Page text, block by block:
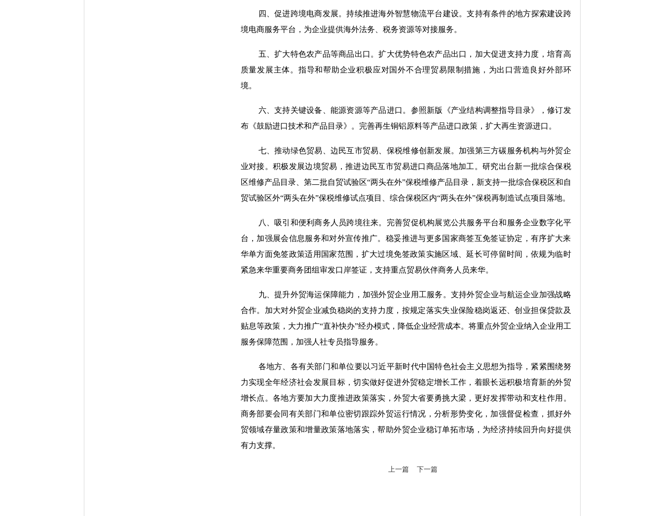
四、促进跨境电商发展。持续推进海外智慧物流平台建设。支持有条件的地方探索建设跨
境电商服务平台，为企业提供海外法务、税务资源等对接服务。
五 、扩大特色农产品等商品出口 。扩大优势特色农产品出口 ， 加大促进支持力度，培育高
质量发展主体。指导和帮助企业积极应对国外不合理贸易限制措施 ，为出口营造良好外部环
境。
六、支持关键设备、能源资源等产品进口 。 参照新版《产业结构调整指导目录》，修订发
布《鼓励进口技术和产品目录》。 完善再生铜铝原料等产品进口政策，扩大再生资源进口。
七、推动绿色贸易、边民互市贸易、保税维修创新发展。 加强第三方碳服务机构与外贸企
业对接。 积极发展边境贸易，推进边民互市贸易进口商品落地加工。研究出台新一批综合保税
区维修产品目录、第二批自贸试验区“两头在外”保税维修产品目录， 新支持一批综合保税区和自
贸试验区外“两头在外”保税维修试点项目、综合保税区内“两头在外”保税再制造试点项目落地。
八 、吸引和便利商务人员跨境往来。 完善贸促机构展览公共服务平台和服务企业数字化平
台，加强展会信息服务和对外宣传推广。稳妥推进与更多国家商签互免签证协定，有序扩大来
华单方面免签政策适用国家范围， 扩大过境免签政策实施区域、延长可停留时间，依规为临时
紧急来华重要商务团组审发口岸签证，支持重点贸易伙伴商务人员来华。
九、提升外贸海运保障能力，加强外贸企业用工服务 。 支持外贸企业与航运企业加强战略
合作。 加大对外贸企业减负稳岗的支持力度 ， 按规定落实失业保险稳岗返还、创业担保贷款及
贴息等政策，大力推广“直补快办”经办模式， 降低企业经营成本。将重点外贸企业纳入企业用工
服务保障范围，加强人社专员指导服务。
各地方、各有关部门和单位要以习近平新时代中国特色社会主义思想为指导，紧紧围绕努
力实现全年经济社会发展目标 ，切实做好促进外贸稳定增长工作，着眼长远积极培育新的外贸
增长点 。各地方要加大力度推进政策落实，外贸大省要勇挑大梁，更好发挥带动和支柱作用。
商务部要会同 有关部门和单位密切跟踪外贸运行情况，分析形势变化， 加强督促检查，抓好外
贸领域存量政策和增量政策落地落实，帮助外贸企业稳订单拓市场 ，为经济持续回升向好提供
有力支撑。
上一篇 下一篇